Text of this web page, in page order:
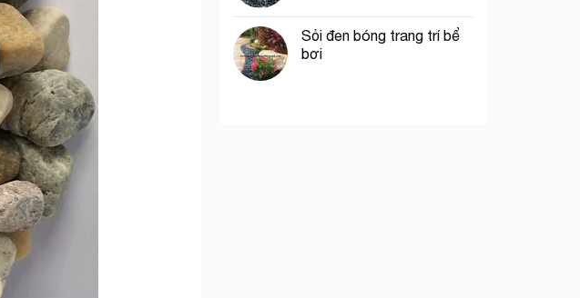
Sỏi đen bóng trang trí bể
bơi